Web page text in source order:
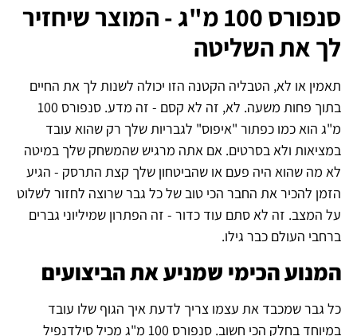
סנפורס 100 מ"ג - המוצר שיחזיר
לך את השליטה
תאמין או לא, הטבליה הקטנה הזו יכולה לשנות לך את החיים
בתוך פחות משעה. לא, זה לא קסם - זה מדע. סנפורס 100
מ"ג הוא כמו כפתור "איפוס" לגבריות שלך רק שהוא עובד
במציאות ולא בסרטים. אם אתה מרגיש שהמשחק שלך במיטה
לא מה שהוא היה פעם או שהביטחון שלך קצת התרסק - הגיע
הזמן להכיר את החבר הכי טוב של כל גבר שרוצה לחזור לשלוט
על המצב. זה לא סתם עוד כדור - זה הפתרון שמיליוני גברים
ברחבי העולם כבר גילו.
המנוע הכימי שמניע את הביצועים
כל גבר שמכבד את עצמו צריך לדעת איך הגוף שלו עובד
במיוחד בחלק הכי חשוב. סנפורס 100 מ"ג מכיל סילדנפיל